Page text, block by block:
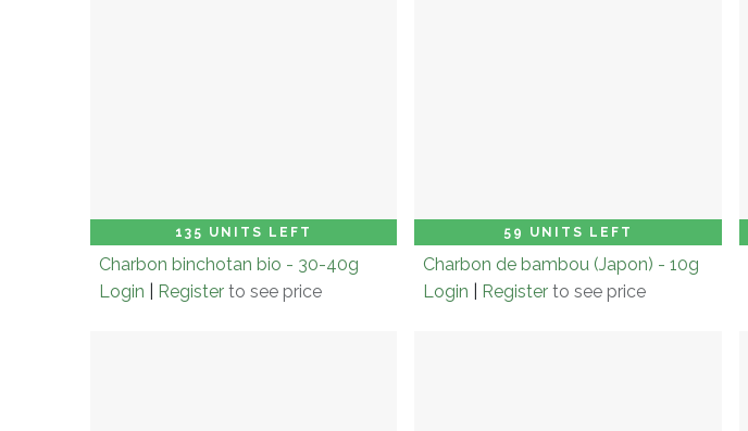
135 UNITS LEFT
Carton (× 6.0) Add to Cart
Charbon binchotan bio - 30-40g
Login
Register to see price
59 UNITS LEFT
Carton (× 6.0) Add to Cart
Charbon de bambou (Japon) - 10g
Login
Register to see price